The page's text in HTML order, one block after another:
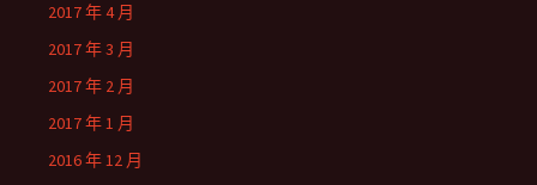
2017 年 4 月
2017 年 3 月
2017 年 2 月
2017 年 1 月
2016 年 12 月